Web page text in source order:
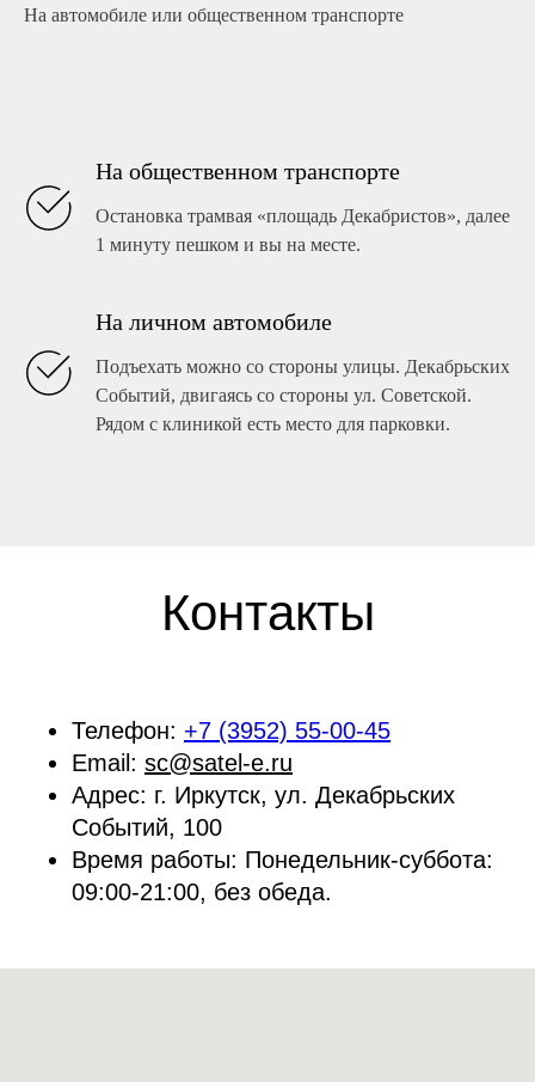
На автомобиле или общественном транспорте
На общественном транспорте
Остановка трамвая «площадь Декабристов», далее
1 минуту пешком и вы на месте.
На личном автомобиле
Подъехать можно со стороны улицы. Декабрьских
Событий, двигаясь со стороны ул. Советской.
Рядом с клиникой есть место для парковки.
Контакты
Телефон: +7 (3952) 55-00-45
Email: sc@satel-e.ru
Адрес: г. Иркутск, ул. Декабрьских
Событий, 100
Время работы: Понедельник-суббота:
09:00-21:00, без обеда.